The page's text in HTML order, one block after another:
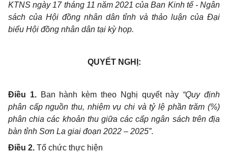
KTNS ngày 17 tháng 11 năm 2021 của Ban Kinh tế - Ngân
sách của Hội đồng nhân dân tỉnh và thảo luận của Đại
biểu Hội đồng nhân dân tại kỳ họp.
QUYẾT NGHỊ:
Điều 1. Ban hành kèm theo Nghị quyết này “Quy định
phân cấp nguồn thu, nhiệm vụ chi và tỷ lệ phần trăm (%)
phân chia các khoản thu giữa các cấp ngân sách trên địa
bàn tỉnh Sơn La giai đoạn 2022 – 2025”.
Điều 2. Tổ chức thực hiện